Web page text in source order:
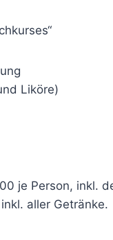
Liköre)
je Person, inkl.
aller Getränke.